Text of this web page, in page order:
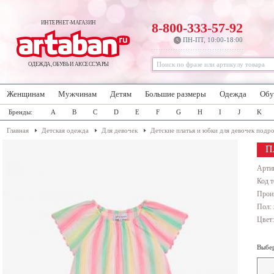
ИНТЕРНЕТ-МАГАЗИН
ОДЕЖДА, ОБУВЬ И АКСЕССУАРЫ
8-800-333-57-92
ПН-ПТ, 10:00-18:00
Женщинам Мужчинам Детям Большие размеры Одежда
Бренды: A B C D E F G H I J K
Главная Детская одежда Для девочек Детские платья и юбки для девочек
Код
Пол: